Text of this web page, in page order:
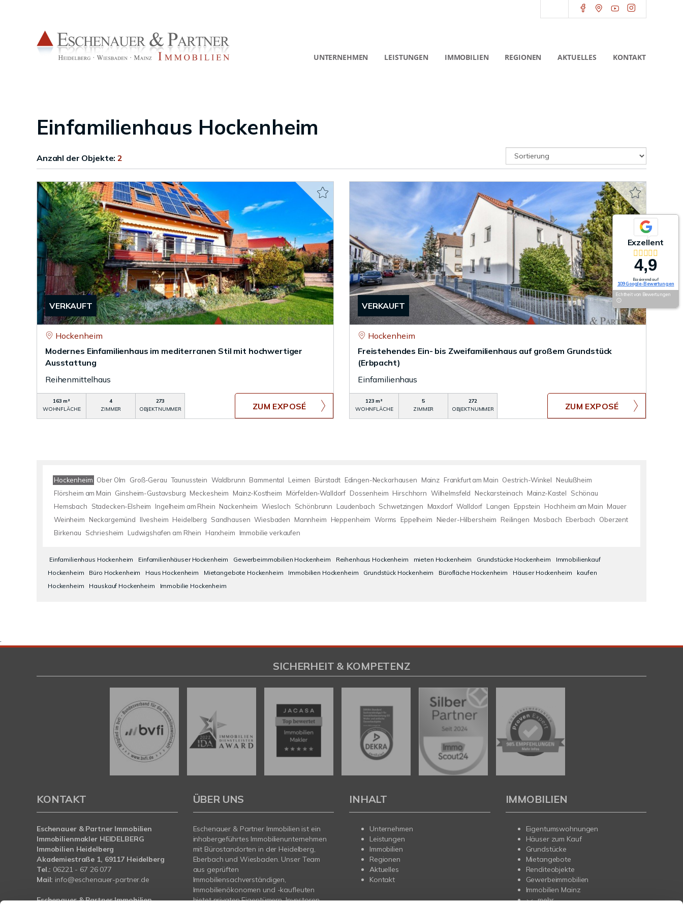
UNTERNEHMEN LEISTUNGEN IMMOBILIEN REGIONEN AKTUELLES KONTAKT
Einfamilienhaus Hockenheim
Anzahl der Objekte:2
VERKAUFT
Hockenheim
Modernes Einfamilienhaus im mediterranen Stil mit hochwertiger
Ausstattung
Reihenmittelhaus
163 m²
WOHNFLÄCHE
4
ZIMMER
273
OBJEKTNUMMER
ZUM EXPOSÉ
VERKAUFT
Hockenheim
Freistehendes Ein- bis Zweifamilienhaus auf großem Grundstück
(Erbpacht)
Einfamilienhaus
123 m²
WOHNFLÄCHE
5
ZIMMER
272
OBJEKTNUMMER
ZUM EXPOSÉ
Hockenheim Ober Olm Groß-Gerau Taunusstein Waldbrunn Bammental Leimen Bürstadt Edingen-Neckarhausen Mainz Frankfurt am Main Oestrich-Winkel
Neulußheim
Flörsheim am Main Ginsheim-Gustavsburg Meckesheim Mainz-Kostheim Mörfelden-Walldorf Dossenheim Hirschhorn Wilhelmsfeld Neckarsteinach Mainz-Kastel
Schönau
Hemsbach
Stadecken-Elsheim Ingelheim am Rhein Nackenheim Wiesloch Schönbrunn Laudenbach Schwetzingen Maxdorf Walldorf Langen Eppstein Hochheim am Main Mauer
Weinheim
Neckargemünd Ilvesheim Heidelberg Sandhausen Wiesbaden Mannheim Heppenheim Worms Eppelheim Nieder-Hilbersheim Reilingen Mosbach Eberbach
Oberzent
Birkenau
Schriesheim Ludwigshafen am Rhein Harxheim Immobilie verkaufen
Einfamilienhaus Hockenheim Einfamilienhäuser Hockenheim Gewerbeimmobilien Hockenheim Reihenhaus Hockenheim mieten Hockenheim Grundstücke Hockenheim
Immobilienkauf
Hockenheim
Büro Hockenheim Haus Hockenheim Mietangebote Hockenheim Immobilien Hockenheim Grundstück Hockenheim Bürofläche Hockenheim Häuser Hockenheim
kaufen
Hockenheim
Hauskauf Hockenheim Immobilie Hockenheim
Exzellent
4,9
Basierend auf
109 Google-Bewertungen
Echtheit von Bewertungen
.
SICHERHEIT & KOMPETENZ
KONTAKT
Eschenauer & Partner Immobilien
Immobilienmakler HEIDELBERG
Immobilien Heidelberg
Akademiestraße 1, 69117 Heidelberg
Tel.: 06221 - 67 26 077
Mail: info@eschenauer-partner.de
Eschenauer & Partner Immobilien
ÜBER UNS
Eschenauer & Partner Immobilien ist ein
inhabergeführtes Immobilienunternehmen
mit Bürostandorten in der Heidelberg,
Eberbach und Wiesbaden. Unser Team
aus geprüften
Immobiliensachverständigen,
Immobilienökonomen und -kaufleuten
bietet privaten Eigentümern, Investoren
INHALT
Unternehmen
Leistungen
Immobilien
Regionen
Aktuelles
Kontakt
IMMOBILIEN
Eigentumswohnungen
Häuser zum Kauf
Grundstücke
Mietangebote
Renditeobjekte
Gewerbeimmobilien
Immobilien Mainz
mehr